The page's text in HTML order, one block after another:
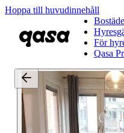
Hoppa till huvudinnehåll
För
Qasa